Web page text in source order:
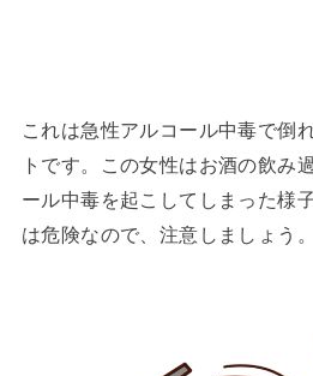
これは急性アルコール中毒で倒
トです。この女性はお酒の飲み
ール中毒を起こしてしまった様
は危険なので、注意しましょう。